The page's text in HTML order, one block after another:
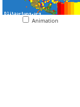
Animation